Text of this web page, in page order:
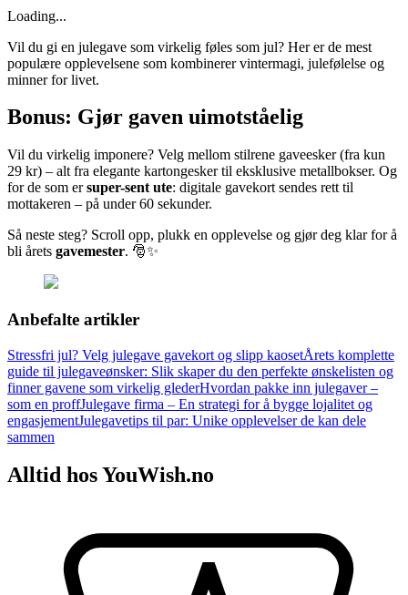
Loading...
Vil du gi en julegave som virkelig føles som jul? Her er de mest
populære opplevelsene som kombinerer vintermagi, julefølelse og
minner for livet.
Bonus: Gjør gaven uimotståelig
Vil du virkelig imponere? Velg mellom stilrene gaveesker (fra kun
29 kr) – alt fra elegante kartongesker til eksklusive metallbokser. Og
for de som ersuper-sent ute: digitale gavekort sendes rett til
mottakeren – på under 60 sekunder.
Så neste steg? Scroll opp, plukk en opplevelse og gjør deg klar for å
bli årets gavemester. 🎅✨
Anbefalte artikler
Stressfri jul? Velg julegave gavekort og slipp kaosetÅrets komplette
guide til julegaveønsker: Slik skaper du den perfekte ønskelisten og
finner gavene som virkelig glederHvordan pakke inn julegaver –
som en proffJulegave firma – En strategi for å bygge lojalitet og
engasjementJulegavetips til par: Unike opplevelser de kan dele
sammen
Alltid hos YouWish.no